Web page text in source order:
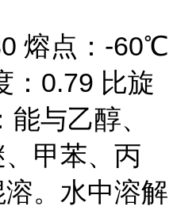
熔点：-60℃
0.79 比旋
与乙醇、
甲苯、丙
。水中溶解